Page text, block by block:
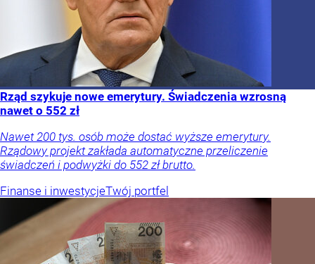
Rząd szykuje nowe emerytury. Świadczenia wzrosną
nawet o 552 zł
Nawet 200 tys. osób może dostać wyższe emerytury.
Rządowy projekt zakłada automatyczne przeliczenie
świadczeń i podwyżki do 552 zł brutto.
Finanse i inwestycjeTwój portfel